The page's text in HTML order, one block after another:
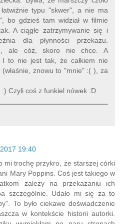
typu "skwer", a nie ma
bo gdzieś tam widział w filmie
A ciągłe zatrzymywanie się i
dla płynności przekazu.
ale cóż, skoro nie chce. A
to nie jest tak, że całkiem nie
znowu to "mnie" :( ), za
Czyli coś z funkiel nówek :D
19:40
mi trochę przykro, że starszej córki
Mary Poppins. Coś jest takiego w
zależy na przekazaniu ich
szczególnie. Udało mi się za to
To było ciekawe doświadczenie
w kontekście historii autorki.